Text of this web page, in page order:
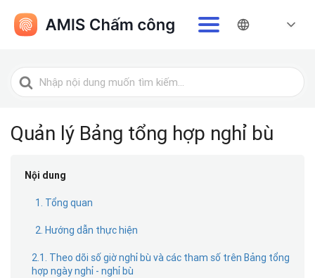
Tìm
kiếm
Quản lý Bảng tổng hợp nghỉ bù
Nội dung
1. Tổng quan
2. Hướng dẫn thực hiện
2.1. Theo dõi số giờ nghỉ bù và các tham số trên Bảng tổng
hợp ngày nghỉ - nghỉ bù